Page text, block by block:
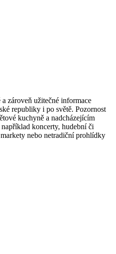
zároveň užitečné informace
republiky i po světě. Pozornost
kuchyně a nadcházejícím
koncerty, hudební či
nebo netradiční prohlídky